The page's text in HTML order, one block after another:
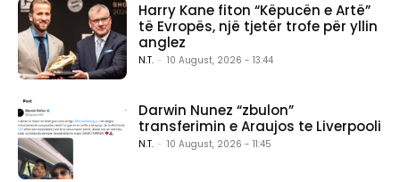
Harry Kane fiton “Këpucën e Artë”
të Evropës, një tjetër trofe për yllin
anglez
N.T. - 10 August, 2026 - 13:44
Darwin Nunez “zbulon”
transferimin e Araujos te Liverpooli
N.T. - 10 August, 2026 - 11:45